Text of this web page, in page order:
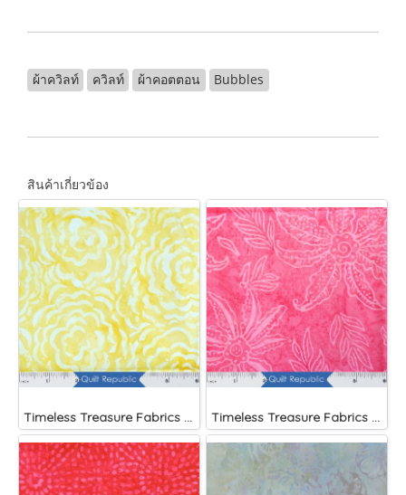
ผ้าควิลท์ ควิลท์ ผ้าคอตตอน Bubbles
สินค้าเกี่ยวข้อง
Timeless Treasure Fabrics Tonga Batiks Brightside Large Roses Sun Timeless Treasure Fabrics Tonga Batiks Brightside Pink Scalloped Flower